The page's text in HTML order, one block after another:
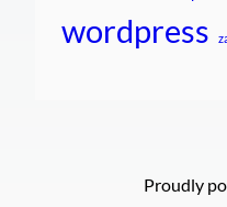
wordpress
Proudly